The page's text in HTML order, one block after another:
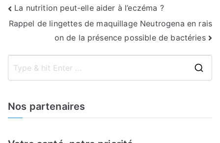
Navigation
de
l’article
La nutrition peut-elle aider à l’eczéma ?
Rappel de lingettes de maquillage Neutrogena en rais
on de la présence possible de bactéries
Nos partenaires